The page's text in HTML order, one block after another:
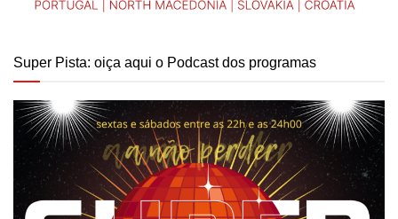
Super Pista: oiça aqui o Podcast dos programas